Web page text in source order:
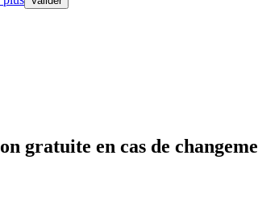
gratuite en cas de